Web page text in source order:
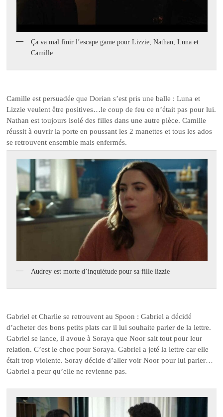
Ça va mal finir l’escape game pour Lizzie, Nathan, Luna et
Camille
Camille est persuadée que Dorian s’est pris une balle : Luna et
Lizzie veulent être positives…le coup de feu ce n’était pas pour lui.
Nathan est toujours isolé des filles dans une autre pièce. Camille
réussit à ouvrir la porte en poussant les 2 manettes et tous les ados
se retrouvent ensemble mais enfermés.
Audrey est morte d’inquiétude pour sa fille lizzie
Gabriel et Charlie se retrouvent au Spoon : Gabriel a décidé
d’acheter des bons petits plats car il lui souhaite parler de la lettre.
Gabriel se lance, il avoue à Soraya que Noor sait tout pour leur
relation. C’est le choc pour Soraya. Gabriel a jeté la lettre car elle
était trop violente. Soray décide d’aller voir Noor pour lui parler…
Gabriel a peur qu’elle ne revienne pas.